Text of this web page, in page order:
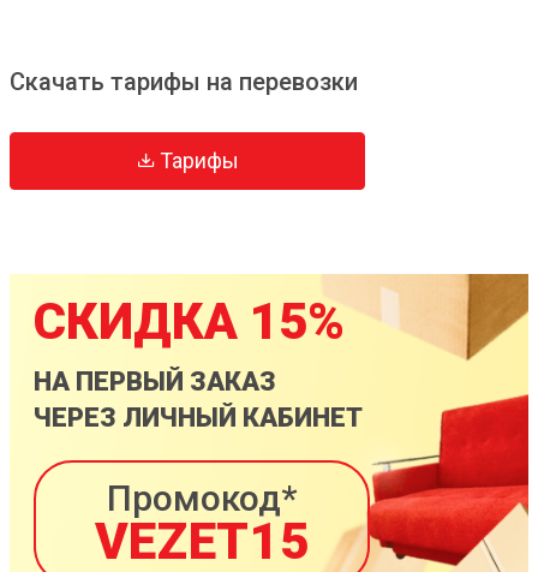
Скачать тарифы на перевозки
Тарифы
СКИДКА 15%
НА ПЕРВЫЙ ЗАКАЗ
ЧЕРЕЗ ЛИЧНЫЙ КАБИНЕТ
Промокод*
VEZET15